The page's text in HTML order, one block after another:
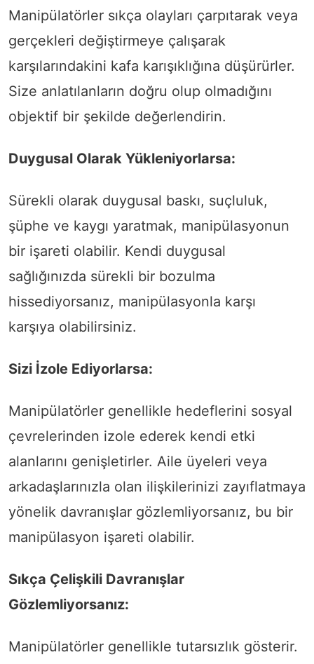
Manipülatörler sıkça olayları çarpıtarak veya
gerçekleri değiştirmeye çalışarak
karşılarındakini kafa karışıklığına düşürürler.
Size anlatılanların doğru olup olmadığını
objektif bir şekilde değerlendirin.
Duygusal Olarak Yükleniyorlarsa:
Sürekli olarak duygusal baskı, suçluluk,
şüphe ve kaygı yaratmak, manipülasyonun
bir işareti olabilir. Kendi duygusal
sağlığınızda sürekli bir bozulma
hissediyorsanız, manipülasyonla karşı
karşıya olabilirsiniz.
Sizi İzole Ediyorlarsa:
Manipülatörler genellikle hedeflerini sosyal
çevrelerinden izole ederek kendi etki
alanlarını genişletirler. Aile üyeleri veya
arkadaşlarınızla olan ilişkilerinizi zayıflatmaya
yönelik davranışlar gözlemliyorsanız, bu bir
manipülasyon işareti olabilir.
Sıkça Çelişkili Davranışlar
Gözlemliyorsanız:
Manipülatörler genellikle tutarsızlık gösterir.